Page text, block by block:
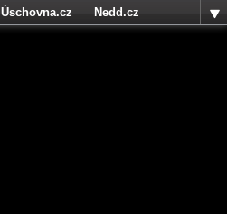
Úschovna.cz
Nedd.cz